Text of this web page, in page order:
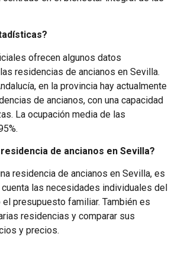
ofrecen algunos datos
residencias de ancianos en Sevilla.
en la provincia hay actualmente
de ancianos, con una capacidad
La ocupación media de las
de ancianos en Sevilla?
residencia de ancianos en Sevilla, es
las necesidades individuales del
presupuesto familiar. También es
residencias y comparar sus
y precios.